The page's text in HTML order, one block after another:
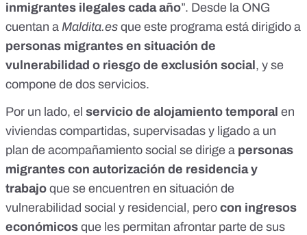
inmigrantes ilegales cada año”. Desde la ONG
cuentan a Maldita.es que este programa está dirigido a
personas migrantes en situación de
vulnerabilidad o riesgo de exclusión social , y se
compone de dos servicios.
Por un lado, el servicio de alojamiento temporal en
viviendas compartidas, supervisadas y ligado a un
plan de acompañamiento social se dirige a personas
migrantes con autorización de residencia y
trabajo que se encuentren en situación de
vulnerabilidad social y residencial, pero con ingresos
económicos que les permitan afrontar parte de sus